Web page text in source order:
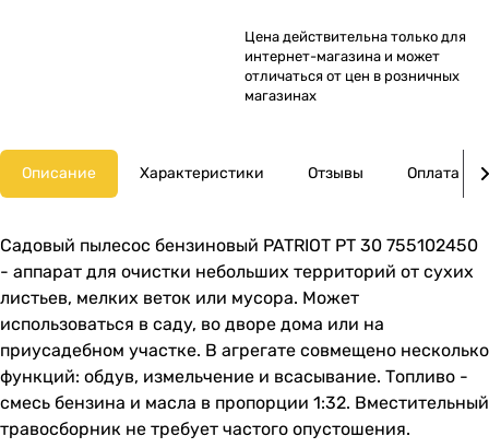
Цена действительна только для
интернет-магазина и может
отличаться от цен в розничных
магазинах
Описание Характеристики Отзывы Оплата
Садовый пылесос бензиновый PATRIOT PT 30 755102450
- аппарат для очистки небольших территорий от сухих
листьев, мелких веток или мусора. Может
использоваться в саду, во дворе дома или на
приусадебном участке. В агрегате совмещено несколько
функций: обдув, измельчение и всасывание. Топливо -
смесь бензина и масла в пропорции 1:32. Вместительный
травосборник не требует частого опустошения.